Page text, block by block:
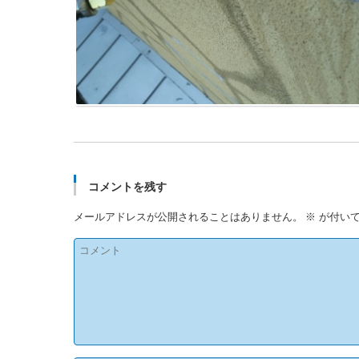
コメントを残す
メールアドレスが公開されることはありません。 ※ が付い